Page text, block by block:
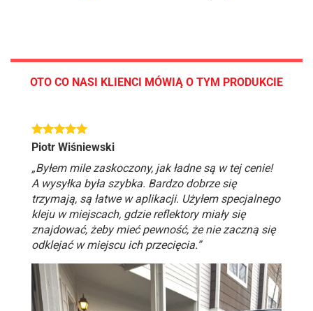
OTO CO NASI KLIENCI MÓWIĄ O TYM PRODUKCIE
Piotr Wiśniewski
„Byłem mile zaskoczony, jak ładne są w tej cenie!
A wysyłka była szybka. Bardzo dobrze się
trzymają, są łatwe w aplikacji. Użyłem specjalnego
kleju w miejscach, gdzie reflektory miały się
znajdować, żeby mieć pewność, że nie zaczną się
odklejać w miejscu ich przecięcia.”